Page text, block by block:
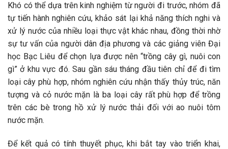
Khó có thể dựa trên kinh nghiệm từ người đi trước, nhóm đã
tự tiến hành nghiên cứu, khảo sát lại khả năng thích nghi và
xử lý nước của nhiều loại thực vật khác nhau, đồng thời nhờ
sự tư vấn của người dân địa phương và các giảng viên Đại
học Bạc Liêu để chọn lựa được nên “trồng cây gì, nuôi con
gì” ở khu vực đó. Sau gần sáu tháng đầu tiên chỉ để đi tìm
loại cây phù hợp, nhóm nghiên cứu nhận thấy thủy trúc, năn
tượng và cỏ nước mặn là ba loại cây rất phù hợp để trồng
trên các bè trong hồ xử lý nước thải đối với ao nuôi tôm
nước mặn.
Để kết quả có tính thuyết phục, khi bắt tay vào triển khai,